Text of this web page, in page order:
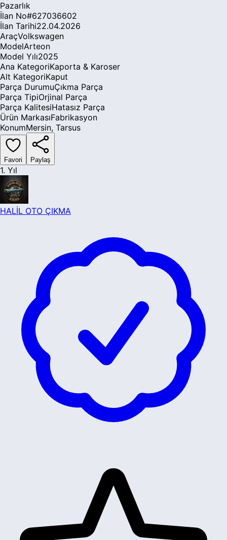
Pazarlık
İlan No#627036602
İlan Tarihi22.04.2026
AraçVolkswagen
ModelArteon
Model Yılı2025
Ana KategoriKaporta & Karoser
Alt KategoriKaput
Parça DurumuÇıkma Parça
Parça TipiOrjinal Parça
Parça KalitesiHatasız Parça
Ürün MarkasıFabrikasyon
KonumMersin, Tarsus
Favori Paylaş
1. Yıl
HALİL OTO ÇIKMA